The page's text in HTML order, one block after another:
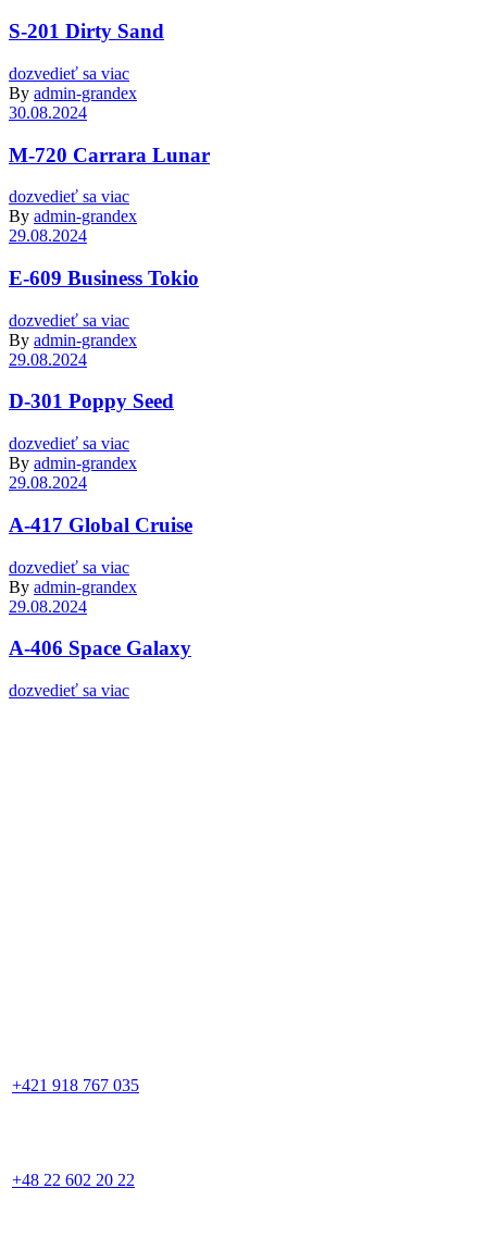
S-201 Dirty Sand
dozvedieť sa viac
By admin-grandex
30.08.2024
M-720 Carrara Lunar
dozvedieť sa viac
By admin-grandex
29.08.2024
E-609 Business Tokio
dozvedieť sa viac
By admin-grandex
29.08.2024
D-301 Poppy Seed
dozvedieť sa viac
By admin-grandex
29.08.2024
A-417 Global Cruise
dozvedieť sa viac
By admin-grandex
29.08.2024
A-406 Space Galaxy
dozvedieť sa viac
+421 918 767 035
+48 22 602 20 22